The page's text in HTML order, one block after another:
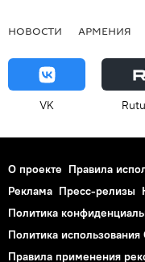
НОВОСТИ АРМЕНИЯ
VK
О проекте Правила
Реклама Пресс-релизы
Политика
Политика использования
Правила применения